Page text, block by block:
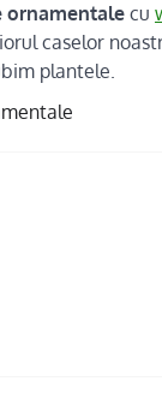
ornamentale cu
caselor
plantele.